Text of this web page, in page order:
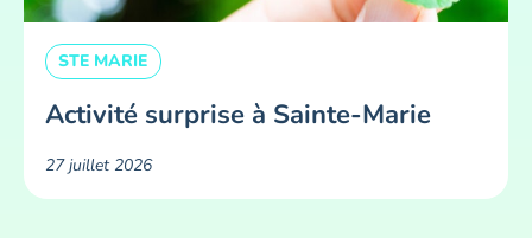
STE MARIE
Activité surprise à Sainte-Marie
27 juillet 2026